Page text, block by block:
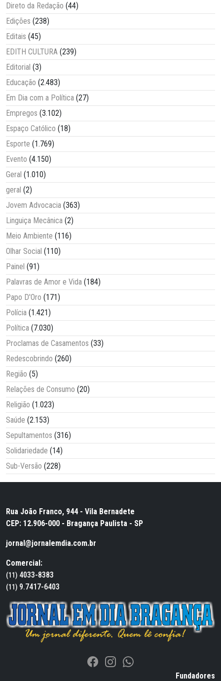
Direto da Redação (44)
Edições (238)
Editais (45)
EDITH CULTURA (239)
Editorial (3)
Educação (2.483)
Em Dia com a Política (27)
Empregos (3.102)
Espaço Católico (18)
Esporte (1.769)
Evento (4.150)
Geral (1.010)
geral (2)
Jovem Advocacia (363)
Linguiça Mecânica (2)
Meio Ambiente (116)
Olhar Social (110)
Painel (91)
Palavras de Amor e Vida (184)
Papo D'Oro (171)
Polícia (1.421)
Política (7.030)
Proclamas de Casamentos (33)
Redescobrindo (260)
Região (5)
Relações de Consumo (20)
Religião (1.023)
Saúde (2.153)
Sepultamentos (316)
Solidariedade (14)
Sub-Versão (228)
Rua João Franco, 944 - Vila Bernadete
CEP: 12.906-000 - Bragança Paulista - SP
jornal@jornalemdia.com.br
Comercial:
(11) 4033-8383
(11) 9.7417-6403
Fundadores